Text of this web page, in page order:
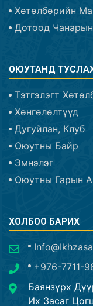
Хөтөлбөрийн
Дотоод Чанарын
ОЮУТАНД
Тэтгэлэгт
Хөнгөлөлтүүд
Дугуйлан, Клуб
Оюутны Байр
Эмнэлэг
Оюутны Гарын
ХОЛБОО БАРИХ
+976-7711-
Баянзүрх
Их Засаг